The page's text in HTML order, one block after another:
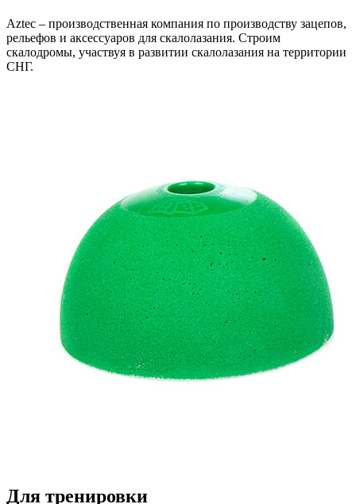
Aztec – производственная компания по производству зацепов,
рельефов и аксессуаров для скалолазания. Строим
скалодромы, участвуя в развитии скалолазания на территории
СНГ.
Для тренировки